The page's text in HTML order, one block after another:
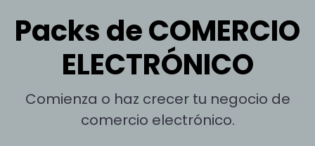
Packs de COMERCIO
ELECTRÓNICO
Comienza o haz crecer tu negocio de
comercio electrónico.